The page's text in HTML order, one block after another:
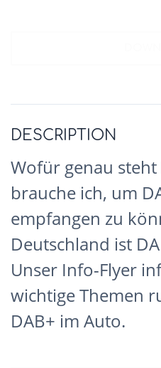
DESCRIPTION
Wofür genau steht
brauche ich, um
empfangen zu
Deutschland ist
Unser Info-Flyer
wichtige Themen
DAB+ im Auto.